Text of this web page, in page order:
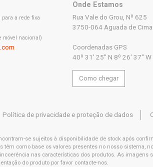
para a rede fixa
móvel nacional)
Onde Estamos
Rua Vale do Grou, Nº 625
3750-064 Aguada de
Coordenadas GPS
40º 31' 25'' N 8º 26' 37'' W
Como chegar
Política de privacidade e proteção de dados
se sujeitos à disponibilidade de stock após
têm como base os valores presentes no nosso sistema,
nas características dos produtos. As imagens
do produto por favor contacte-nos.